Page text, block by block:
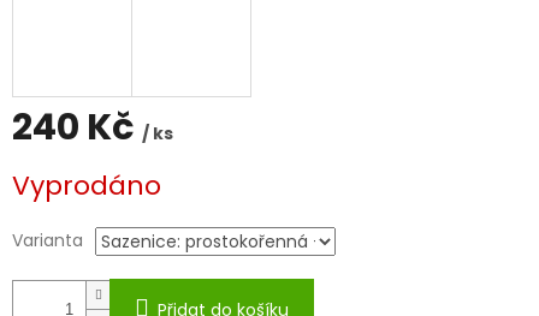
240 Kč / ks
cena:
Vyprodáno
Varianta
Přidat do košíku